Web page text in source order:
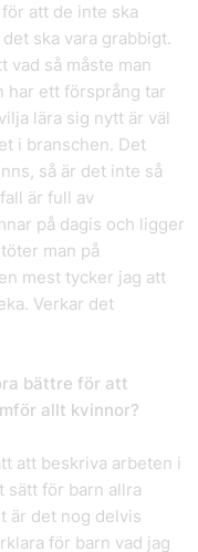
att de inte ska
ska vara grabbigt.
vad så måste man
har ett försprång tar
lära sig nytt är väl
i branschen. Det
så är det inte så
är full av
på dagis och ligger
man på
mest tycker jag att
Verkar det
bättre för att
allt kvinnor?
att beskriva arbeten i
sätt för barn allra
är det nog delvis
för barn vad jag